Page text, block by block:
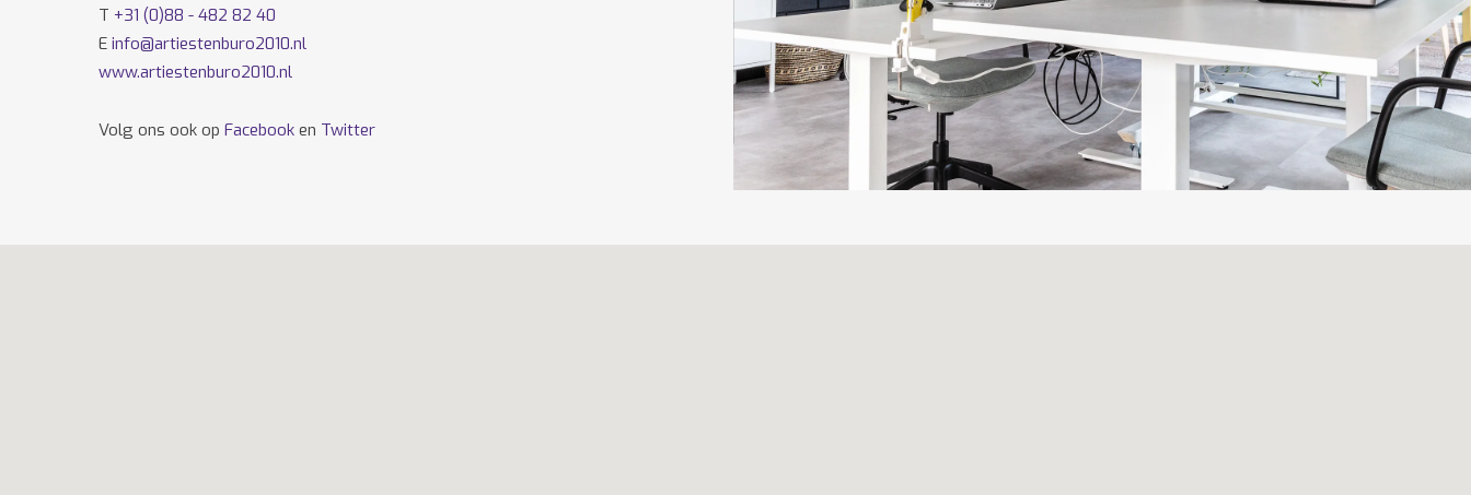
T +31 (0)88 - 482 82 40
E info@artiestenburo2010.nl
www.artiestenburo2010.nl
Volg ons ook op Facebook en Twitter